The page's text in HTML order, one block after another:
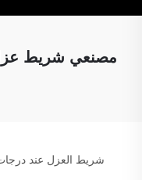
مصنعي شريط عزل
شريط العزل عند درجات